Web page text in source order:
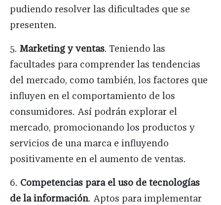
pudiendo resolver las dificultades que se
presenten.
5. Marketing y ventas. Teniendo las
facultades para comprender las tendencias
del mercado, como también, los factores que
influyen en el comportamiento de los
consumidores. Así podrán explorar el
mercado, promocionando los productos y
servicios de una marca e influyendo
positivamente en el aumento de ventas.
6. Competencias para el uso de tecnologías
de la información. Aptos para implementar